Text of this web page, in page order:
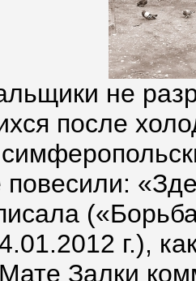
не
после
г.),
Залки